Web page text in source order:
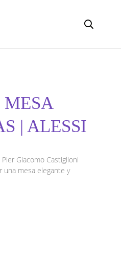
| ALESSI
Giacomo Castiglioni
una mesa elegante y